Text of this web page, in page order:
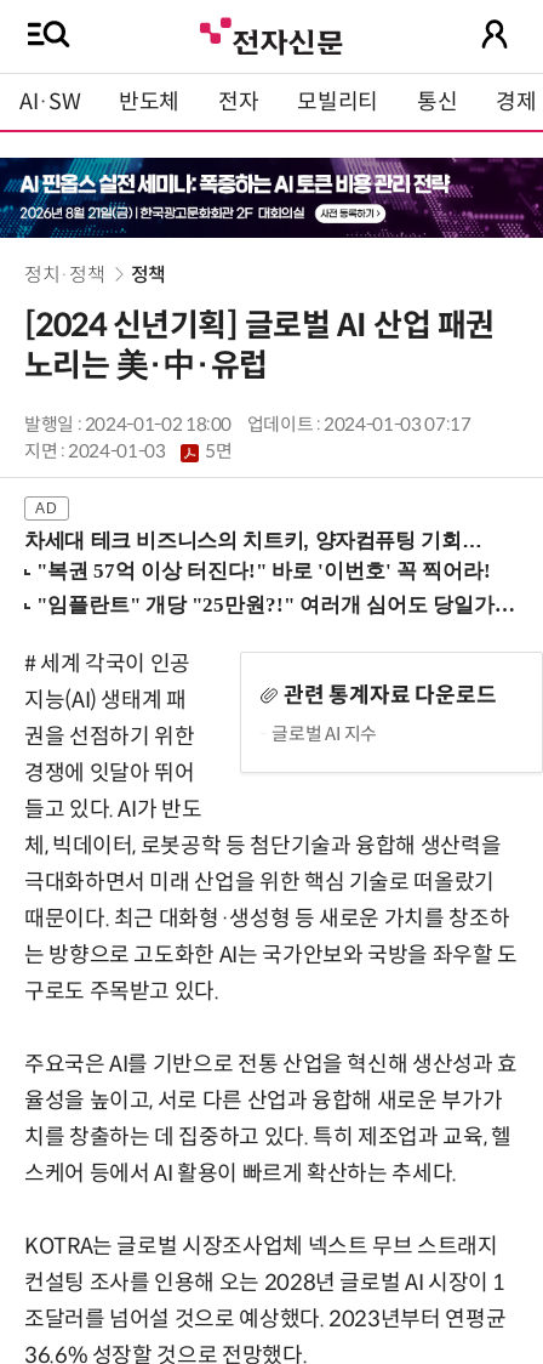
AI·SW 반도체 전자 모빌리티 통신 경제
정치·정책 정책
[2024 신년기획] 글로벌 AI 산업 패권
노리는 美·中·유럽
발행일 : 2024-01-02 18:00
업데이트 : 2024-01-03 07:17
지면 :2024-01-03 5면
차세대 테크 비즈니스의 치트키, 양자컴퓨팅 기회를 선점하라! (8/28 강남역)
관련 통계자료 다운로드
글로벌 AI 지수
# 세계 각국이 인공
지능(AI) 생태계 패
권을 선점하기 위한
경쟁에 잇달아 뛰어
들고 있다. AI가 반도
체, 빅데이터, 로봇공학 등 첨단기술과 융합해 생산력을
극대화하면서 미래 산업을 위한 핵심 기술로 떠올랐기
때문이다. 최근 대화형·생성형 등 새로운 가치를 창조하
는 방향으로 고도화한 AI는 국가안보와 국방을 좌우할 도
구로도 주목받고 있다.
주요국은 AI를 기반으로 전통 산업을 혁신해 생산성과 효
율성을 높이고, 서로 다른 산업과 융합해 새로운 부가가
치를 창출하는 데 집중하고 있다. 특히 제조업과 교육, 헬
스케어 등에서 AI 활용이 빠르게 확산하는 추세다.
KOTRA는 글로벌 시장조사업체 넥스트 무브 스트래지
컨설팅 조사를 인용해 오는 2028년 글로벌 AI 시장이 1
조달러를 넘어설 것으로 예상했다. 2023년부터 연평균
36.6% 성장할 것으로 전망했다.